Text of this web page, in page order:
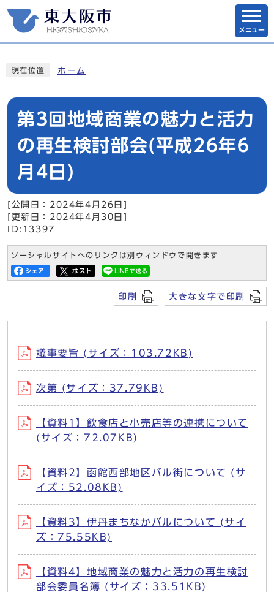
メニュー
現在位置 ホーム
第3回地域商業の魅力と活力
の再生検討部会(平成26年6
月4日)
[公開日：2024年4月26日]
[更新日：2024年4月30日]
ID:13397
ソーシャルサイトへのリンクは別ウィンドウで開きます
印刷 大きな文字で印刷
議事要旨 (サイズ：103.72KB)
次第 (サイズ：37.79KB)
【資料1】飲食店と小売店等の連携について
(サイズ：72.07KB)
【資料2】函館西部地区バル街について (サ
イズ：52.08KB)
【資料3】伊丹まちなかバルについて (サイ
ズ：75.55KB)
【資料4】地域商業の魅力と活力の再生検討
部会委員名簿 (サイズ：33.51KB)